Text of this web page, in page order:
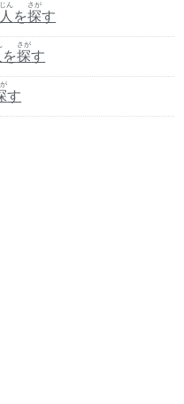
ん
を探
さが
す
を探
さが
す
す